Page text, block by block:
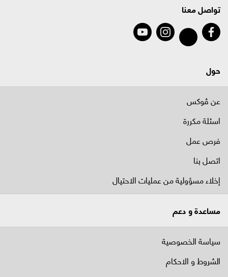
تواصل معنا
حول
عن ڤوكس
اسئلة مكررة
فرص عمل
اتصل بنا
إخلاء مسؤولية من عمليات الاحتيال
مساعدة و دعم
سياسة الخصوصية
الشروط و الاحكام